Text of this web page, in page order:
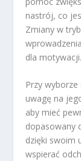
nastrój, co
Zmiany w
dla motywacji.
Przy
uwagę na
aby mieć
dopasowany
dzięki swoim
wspierać